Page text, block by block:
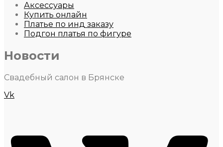
Аксессуары
Купить онлайн
Платье по инд заказу
Подгон платья по фигуре
Новости
Свадебный салон в Брянске
Vk